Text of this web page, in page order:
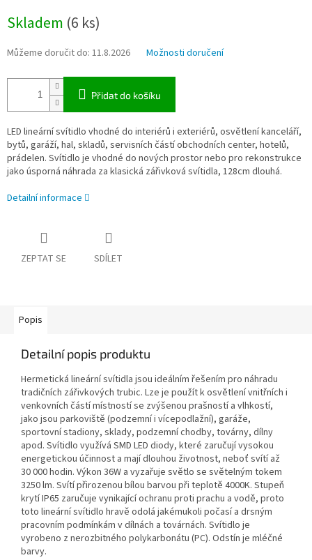
cena:
Skladem (6 ks)
Můžeme doručit do: 11.8.2026 Možnosti doručení
Přidat do košíku
LED lineární svítidlo vhodné do interiérů i exteriérů, osvětlení kanceláří,
bytů, garáží, hal, skladů, servisních částí obchodních center, hotelů,
prádelen. Svítidlo je vhodné do nových prostor nebo pro rekonstrukce
jako úsporná náhrada za klasická zářivková svítidla, 128cm dlouhá.
Detailní informace
ZEPTAT SE SDÍLET
Popis
Detailní popis produktu
Hermetická lineární svítidla jsou ideálním řešením pro náhradu
tradičních zářivkových trubic. Lze je použít k osvětlení vnitřních i
venkovních částí místností se zvýšenou prašností a vlhkostí,
jako jsou parkoviště (podzemní i vícepodlažní), garáže,
sportovní stadiony, sklady, podzemní chodby, továrny, dílny
apod. Svítidlo využívá SMD LED diody, které zaručují vysokou
energetickou účinnost a mají dlouhou životnost, neboť svítí až
30 000 hodin. Výkon 36W a vyzařuje světlo se světelným tokem
3250 lm. Svítí přirozenou bílou barvou při teplotě 4000K. Stupeň
krytí IP65 zaručuje vynikající ochranu proti prachu a vodě, proto
toto lineární svítidlo hravě odolá jakémukoli počasí a drsným
pracovním podmínkám v dílnách a továrnách. Svítidlo je
vyrobeno z nerozbitného polykarbonátu (PC). Odstín je mléčné
barvy.